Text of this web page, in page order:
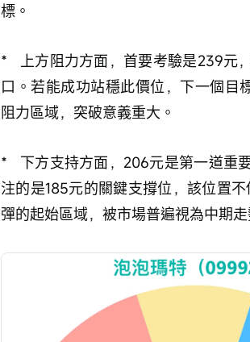
標。
*   上方阻力方面，首要考驗是239元
口。若能成功站穩此價位，下一個目
阻力區域，突破意義重大。
*   下方支持方面，206元是第一道重
注的是185元的關鍵支撐位，該位置
彈的起始區域，被市場普遍視為中期走